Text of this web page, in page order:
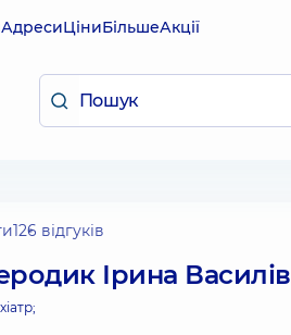
АдресиЦіниБільшеАкції
126 відгуків
Ірина